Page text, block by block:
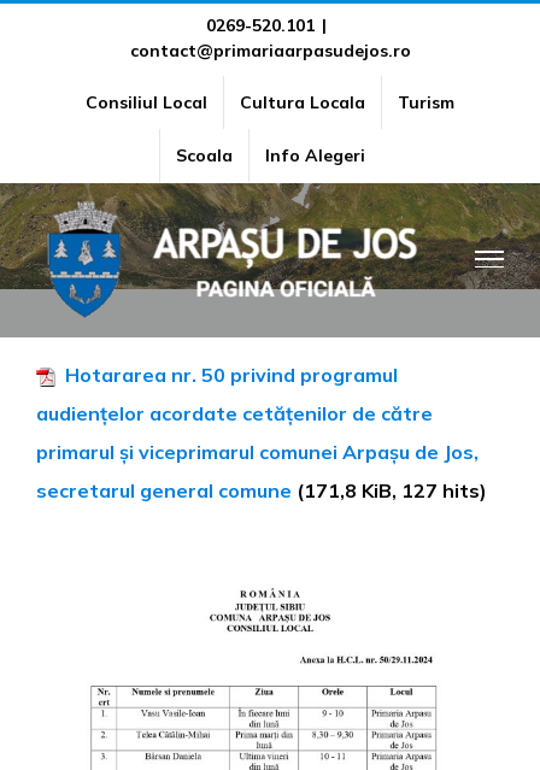
0269-520.101 |
contact@primariaarpasudejos.ro
Consiliul Local Cultura Locala Turism
Scoala Info Alegeri
Program de audiențe
Hotararea nr. 50 privind programul
audiențelor acordate cetățenilor de către
primarul și viceprimarul comunei Arpașu de Jos,
secretarul general comune (171,8 KiB, 127 hits)